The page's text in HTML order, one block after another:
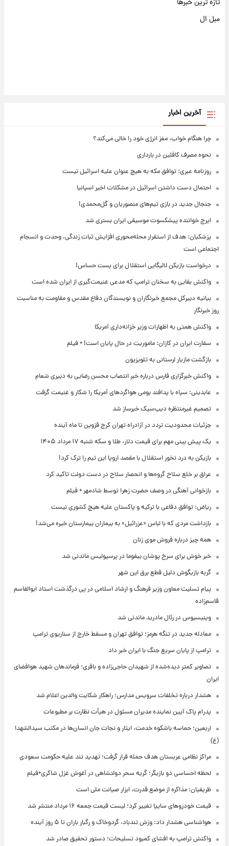
تازه ترین خبرها
مبل ال
آخرین اخبار
چرا هنگام خواب، مغز انرژی خود را خالی می‌کند؟
نحوه مصرف کافئین در بارداری
روزنامه عبری: توافق مکه به هیچ عنوان علیه اسرائیل نیست
احتمال دست داشتن اسرائیل در مشکلات اخیر اسپانیا
جنجال جدید در بازی تیم‌های منصوریان و گل‌محمدی!
ایرج خواننده پیشکسوت موسیقی ایران بستری شد
پزشکیان: هدف از استقرار محله‌محوری افزایش ثبات زندگی، وحدت و انسجام
اجتماعی است
درخواست بازیکن لالیگایی استقلال برای پست حساس!
واکنش بقایی به سخنان ترامپ که مدعی غنیمت‌گیری از ایران شده است
بیانیه دبیرکل مجمع خبرنگاران و نویسندگان دفاع مقدس و مقاومت به مناسبت
روز خبرنگار
واکنش همتی به اظهارات وزیر خزانه‌داری آمریکا
سفارت ایران در کازان: ماموریت در حال پایان است! + فیلم
بازگشت مازیار لرستانی به تلویزیون
واکنش خبرگزاری فارس درباره خبر انتصاب محسن رضایی به دبیری شعام
عابدینی: سپاه با پدافند بومی هواگردهای آمریکا را شکار و غنیمت گرفت
تصمیم غیرمنتظره دیپ‌سیک خبرساز شد
جزئیات محدودیت تردد در آزادراه تهران کرج قزوین تا ماه آینده
یک پیش ‌بینی مهم برای قیمت دلار، طلا و سکه شنبه ۱۷ مرداد ۱۴۰۵
بازیکن به درد نخور استقلال با مقصد اروپا این تیم را ترک کرد!
عراق بر خلع سلاح گروه‌ها و انحصار سلاح در دست دولت تاکید کرد
بازخوانی آهنگی در وصف حضرت زهرا توسط شادمهر + فیلم
ریاض: توافق دفاعی با ترکیه و پاکستان علیه هیچ کشوری نیست
بازداشت مردی که با لباس «عزرائیل» به بیماران بیمارستان خیره می‌شد!
همه چیز درباره فروش موی زنان
خبر خوش برای سرخ پوشان بیفوما در پرسپولیس ماندنی شد
گربه بازیگوش دلیل قطع برق این شهر
پیام تسلیت معاون وزیر فرهنگ و ارشاد اسلامی در پی درگذشت استاد ابوالقاسم
قاسم‌زاده
وینیسیوس در رئال مادرید ماندنی شد
معادله جدید در تنگه هرمز؛ توافق تهران و مسقط خارج از سناریوی ترامپ
ترامپ از پایان سریع جنگ با ایران خبر داد
تصاویر کمتر دیده‌شده از شهیدان حاجی‌زاده و باقری؛ فرماندهان شهید هوافضای
ایران
هشدار درباره تخلفات سرویس مدارس؛ راهکار شکایت والدین اعلام شد
پدرام پاک آیین نماینده مدیران مسئول در هیأت نظارت بر مطبوعات
اربعین؛ حماسه باشکوه خدمت، ایثار و نجات جان انسان‌ها در مکتب سیدالشهدا
(ع)
مراکز نظامی عربستان هدف حمله قرار گرفت؛ تهدید تند علیه حکومت سعودی
لحظه احساسی دو بازیگر؛ گریه سحر دولتشاهی در آغوش غزل شاکری+فیلم
ظریفیان: مذاکره از موضع قدرت، ابزار صیانت ملی است
قیمت خودروهای سایپا تغییر کرد؛ لیست قیمت جمعه ۱۶ مرداد منتشر شد
هواشناسی هشدار داد: وزش تندباد، گردوخاک و رگبار باران تا ۵ روز آینده
واکنش ترامپ به افشای کمبود تسلیحات؛ دستور تحقیق صادر شد